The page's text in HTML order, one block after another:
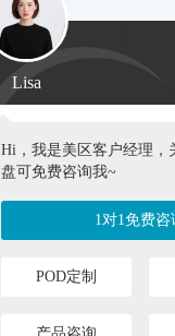
Lisa
Hi，我是美区客户经理，
盘可免费咨询我~
1对1免费咨
POD定制